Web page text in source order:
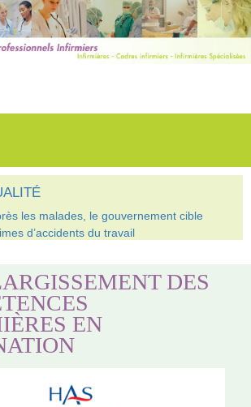
les malades, le gouvernement cible
d’accidents du travail
DES
EN